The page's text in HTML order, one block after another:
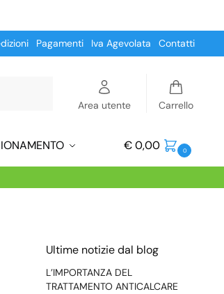
Pagamenti Iva Agevolata Contatti
Area utente Carrello
€0,00 0
Ultime notizie dal blog
L’IMPORTANZA DEL
TRATTAMENTO ANTICALCARE